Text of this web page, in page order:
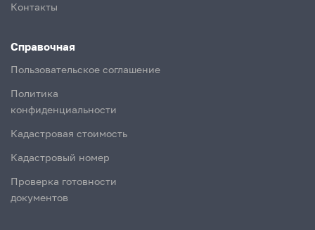
Контакты
Справочная
Пользовательское соглашение
Политика
конфиденциальности
Кадастровая стоимость
Кадастровый номер
Проверка готовности
документов